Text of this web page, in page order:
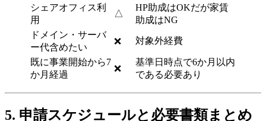
シェアオフィス利
用
△
HP助成はOKだが家賃
助成はNG
ドメイン・サーバ
ー代含めたい
❌ 対象外経費
既に事業開始から7
か月経過
❌
基準日時点で6か月以内
である必要あり
5. 申請スケジュールと必要書類まとめ